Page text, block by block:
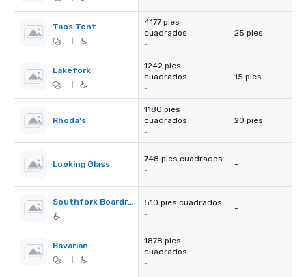
Taos Tent
4177 pies
cuadrados
-
25 pies
Lakefork
1242 pies
cuadrados
-
15 pies
Rhoda's
1180 pies
cuadrados
-
20 pies
Looking Glass
748 pies cuadrados
-
-
Southfork Boardroom 510 pies cuadrados
-
-
Bavarian
1878 pies
cuadrados
-
-